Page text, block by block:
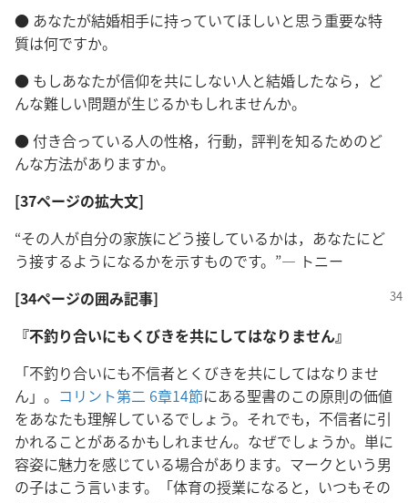
● あなたが結婚相手に持っていてほしいと思う重要な特
質は何ですか。
● もしあなたが信仰を共にしない人と結婚したなら，ど
んな難しい問題が生じるかもしれませんか。
●付き合っている人の性格，行動，評判を知るためのど
んな方法がありますか。
[37ページの拡大文]
“その人が自分の家族にどう接しているかは，あなたにど
う接するようになるかを示すものです。”― トニー
[34ページの囲み記事]
『不釣り合いにもくびきを共にしてはなりません』
「不釣り合いにも不信者とくびきを共にしてはなりませ
ん」。 コリント第二 6章14節にある聖書のこの原則の価値
をあなたも理解しているでしょう。それでも，不信者に引
かれることがあるかもしれません。なぜでしょうか。単に
容姿に魅力を感じている場合があります。マークという男
の子はこう言います。「体育の授業になると，いつもその